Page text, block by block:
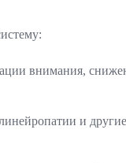
внимания,
и другие